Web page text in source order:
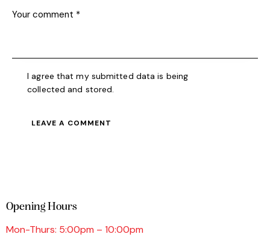
I agree that my submitted data is being
collected and stored.
Opening Hours
Mon-Thurs: 5:00pm – 10:00pm